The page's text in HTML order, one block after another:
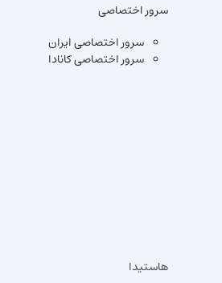
سرور اختصاصی
سرور اختصاصی ایران
سرور اختصاصی کانادا
هاستیدا